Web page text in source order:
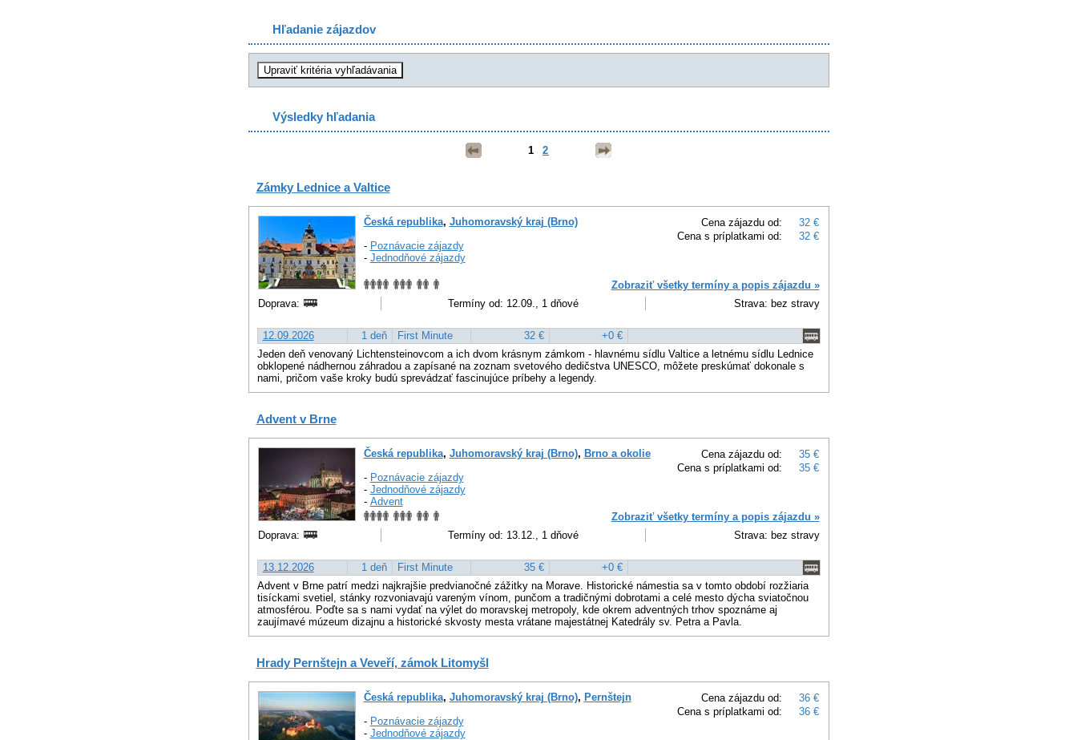
Hľadanie zájazdov
Výsledky hľadania
1 2
Zámky Lednice a Valtice
Cena zájazdu od:
32 €
Cena s príplatkami od:
32 €
Česká republika, Juhomoravský kraj (Brno)
- Poznávacie zájazdy
- Jednodňové zájazdy
Zobraziť všetky termíny a popis zájazdu »
Doprava:
Termíny od: 12.09., 1 dňové Strava: bez stravy
12.09.2026 1 deň First Minute 32 €
+0 €
Jeden deň venovaný Lichtensteinovcom a ich dvom krásnym zámkom - hlavnému sídlu Valtice a letnému sídlu Lednice
obklopené nádhernou záhradou a zapísané na zoznam svetového dedičstva UNESCO, môžete preskúmať dokonale s
nami, pričom vaše kroky budú sprevádzať fascinujúce príbehy a legendy.
Advent v Brne
Cena zájazdu od:
35 €
Cena s príplatkami od:
35 €
Česká republika, Juhomoravský kraj (Brno), Brno a okolie
- Poznávacie zájazdy
- Jednodňové zájazdy
- Advent
Zobraziť všetky termíny a popis zájazdu »
Doprava:
Termíny od: 13.12., 1 dňové Strava: bez stravy
13.12.2026 1 deň First Minute 35 €
+0 €
Advent v Brne patrí medzi najkrajšie predvianočné zážitky na Morave. Historické námestia sa v tomto období rozžiaria
tisíckami svetiel, stánky rozvoniavajú vareným vínom, punčom a tradičnými dobrotami a celé mesto dýcha sviatočnou
atmosférou. Poďte sa s nami vydať na výlet do moravskej metropoly, kde okrem adventných trhov spoznáme aj
zaujímavé múzeum dizajnu a historické skvosty mesta vrátane majestátnej Katedrály sv. Petra a Pavla.
Hrady Pernštejn a Veveří, zámok Litomyšl
Cena zájazdu od:
36 €
Cena s príplatkami od:
36 €
Česká republika, Juhomoravský kraj (Brno), Pernštejn
- Poznávacie zájazdy
- Jednodňové zájazdy